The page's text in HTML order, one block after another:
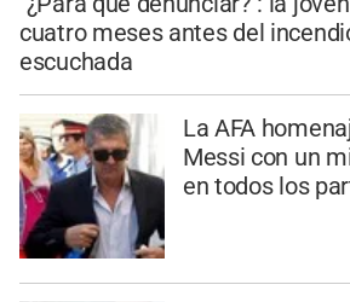
cuatro meses antes del
escuchada
La AFA
Messi con un
en todos los